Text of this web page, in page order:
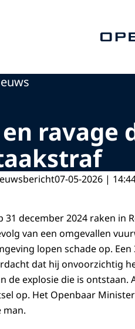
07-05-2026 |
31 december 2024 raken in
van een omgevallen
lopen schade op.
dat hij onvoorzichtig
de explosie die is ontstaan.
op. Het Openbaar
man.